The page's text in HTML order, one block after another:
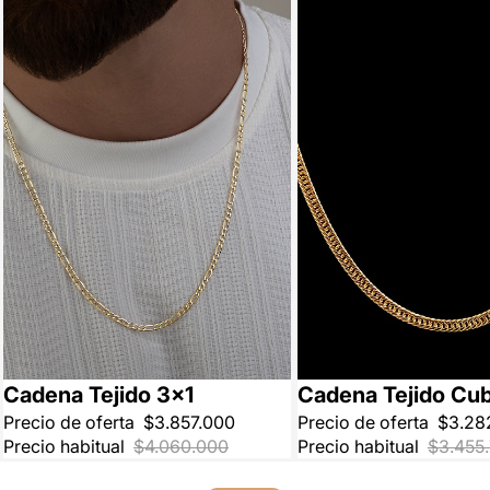
NUEVO
5% OFF
Cadena Tejido 3x1
Precio de oferta $3.857.000
Precio habitual $4.060.000
NUEVO
5% OFF
Cadena Tejido
Precio de oferta
Precio habitual